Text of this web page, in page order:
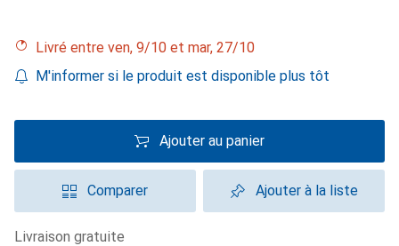
Livré entre ven, 9/10 et mar, 27/10
M'informer si le produit est disponible plus tôt
Ajouter au panier
Comparer Ajouter à la liste
livraison gratuite